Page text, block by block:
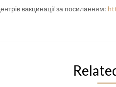
вакцинації за посиланням: